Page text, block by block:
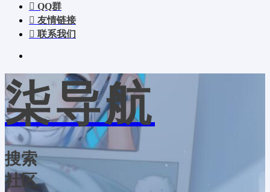
QQ群
友情链接
联系我们
柒导航
搜索
社区